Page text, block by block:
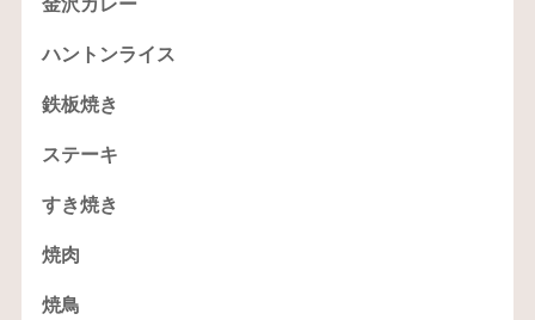
金沢カレー
ハントンライス
鉄板焼き
ステーキ
すき焼き
焼肉
焼鳥